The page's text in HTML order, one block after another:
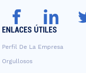
ENLACES ÚTILES
Perfil De La Empresa
Orgullosos